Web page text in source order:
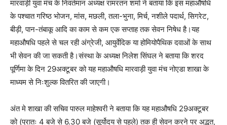
मारवाड़ी युवा मंच के निवर्तमान अध्यक्ष रामरतन शर्मा ने बताया कि इस महाऔषधि
के पश्चात गरिष्ठ भोजन, मांस, मछली, तला-भुना, मिर्च, नशीले पदार्थ, सिगरेट,
बीड़ी, पान-तंबाकू आदि का काम से कम एक सप्ताह तक सेवन निषेध है।यह
महाऔषधि पहले से चल रही अंग्रेजी, आयुर्वेदिक या होमियोपैथिक दवाओं के साथ
भी सेवन की जा सकती है।संस्था के अध्यक्ष निलेश सिंघल ने बताया कि शरद
पूर्णिमा के दिन 29अक्टूबर को यह महाऔषधि मारवाड़ी युवा मंच नोएडा शाखा के
माध्यम से निःशुल्क वितरित की जाएगी।
अंत मे शाखा की सचिव पारुल माहेश्वरी ने बताया कि यह महाऔषधि 29अक्टूबर
को (प्रातः 4 बजे से 6.30 बजे (सूर्योदय से पहले) तक ही सेवन करने पर अद्भुत,